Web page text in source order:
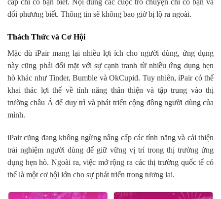
cấp chỉ có bạn biết. Nội dung các cuộc trò chuyện chỉ có bạn và
đối phương biết. Thông tin sẽ không bao giờ bị lộ ra ngoài.
Thách Thức và Cơ Hội
Mặc dù iPair mang lại nhiều lợi ích cho người dùng, ứng dụng
này cũng phải đối mặt với sự cạnh tranh từ nhiều ứng dụng hẹn
hò khác như Tinder, Bumble và OkCupid. Tuy nhiên, iPair có thể
khai thác lợi thế về tính năng thân thiện và tập trung vào thị
trường châu Á để duy trì và phát triển cộng đồng người dùng của
mình.
iPair cũng đang không ngừng nâng cấp các tính năng và cải thiện
trải nghiệm người dùng để giữ vững vị trí trong thị trường ứng
dụng hẹn hò. Ngoài ra, việc mở rộng ra các thị trường quốc tế có
thể là một cơ hội lớn cho sự phát triển trong tương lai.